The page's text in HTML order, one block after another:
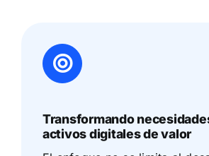
Transformando
activos digitales de valor